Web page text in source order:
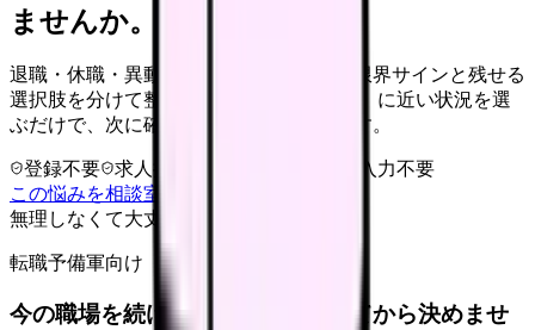
ませんか。
退職・休職・異動を急いで決める前に、限界サインと残せる
選択肢を分けて整理します。 「辞めたい」に近い状況を選
ぶだけで、次に確認することまで進めます。
登録不要 求人押し売りなし
病院名は入力不要
この悩みを相談室で整理する
無理しなくて大丈夫
転職予備軍向け
今の職場を続けるか、条件を比べてから決めませ